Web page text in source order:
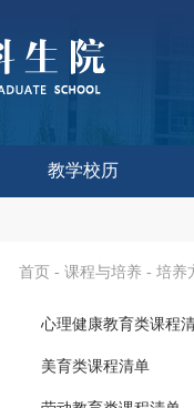
教学校历
首页 - 课程与培养 - 培养
心理健康教育类课程
美育类课程清单